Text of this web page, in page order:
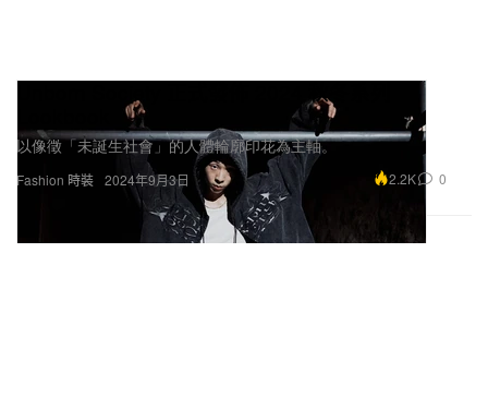
Fashion 時裝
Unborn Society 正式發佈 2024 秋冬系列
以像徵「未誕生社會」的人體輪廓印花為主軸。
2024年9月3日 2.2K 0